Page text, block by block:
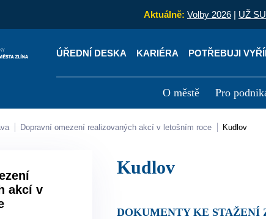
Aktuálně: Volby 2026 | UŽ
ÚŘEDNÍ DESKA KARIÉRA POTŘEBUJI
O městě Pro
Úřední deska
Dopravní omezení realizovaných akcí v letošním roce Kudlov
akcí v
Kudlov
DOKUMENTY KE